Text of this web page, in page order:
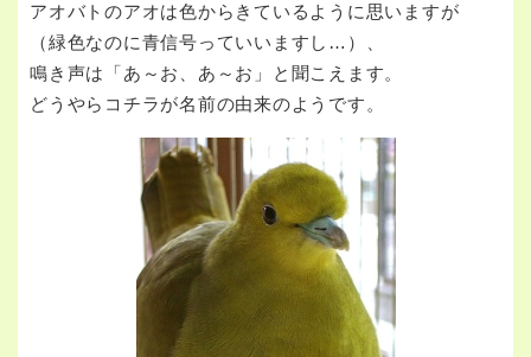
アオバトのアオは色からきているように思いますが
（緑色なのに青信号っていいますし…）、
鳴き声は「あ～お、あ～お」と聞こえます。
どうやらコチラが名前の由来のようです。